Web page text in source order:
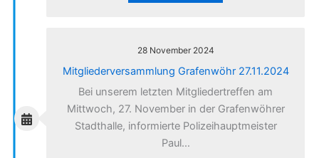
28 November 2024
Mitgliederversammlung Grafenwöhr 27.11.2024
Bei unserem letzten Mitgliedertreffen am
Mittwoch, 27. November in der Grafenwöhrer
Stadthalle, informierte Polizeihauptmeister
Paul…